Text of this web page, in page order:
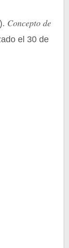
Concepto de
el 30 de